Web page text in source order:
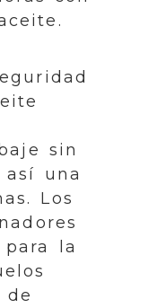
sin
una
Los
la
de